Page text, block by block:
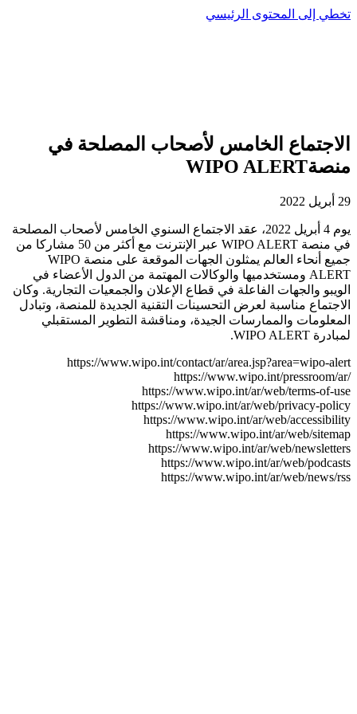
تخطي إلى المحتوى الرئيسي
الاجتماع الخامس لأصحاب المصلحة في
منصةWIPO ALERT
29 أبريل 2022
يوم 4 أبريل 2022، عقد الاجتماع السنوي الخامس لأصحاب المصلحة
في منصة WIPO ALERT عبر الإنترنت مع أكثر من 50 مشاركا من
جميع أنحاء العالم يمثلون الجهات الموقعة على منصة WIPO
ALERT ومستخدميها والوكالات المهتمة من الدول الأعضاء في
الويبو والجهات الفاعلة في قطاع الإعلان والجمعيات التجارية. وكان
الاجتماع مناسبة لعرض التحسينات التقنية الجديدة للمنصة، وتبادل
المعلومات والممارسات الجيدة، ومناقشة التطوير المستقبلي
لمبادرة WIPO ALERT.
https://www.wipo.int/contact/ar/area.jsp?area=wipo-alert
https://www.wipo.int/pressroom/ar/
https://www.wipo.int/ar/web/terms-of-use
https://www.wipo.int/ar/web/privacy-policy
https://www.wipo.int/ar/web/accessibility
https://www.wipo.int/ar/web/sitemap
https://www.wipo.int/ar/web/newsletters
https://www.wipo.int/ar/web/podcasts
https://www.wipo.int/ar/web/news/rss